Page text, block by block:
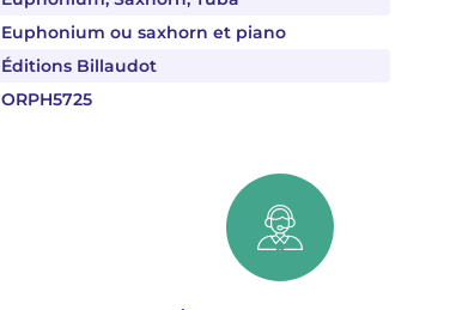
Euphonium ou saxhorn et piano
Éditions Billaudot
ORPH5725